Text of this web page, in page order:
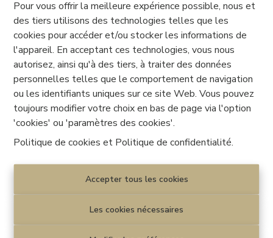
Pour vous offrir la meilleure expérience possible, nous et
des tiers utilisons des technologies telles que les
cookies pour accéder et/ou stocker les informations de
l'appareil. En acceptant ces technologies, vous nous
autorisez, ainsi qu'à des tiers, à traiter des données
personnelles telles que le comportement de navigation
ou les identifiants uniques sur ce site Web. Vous pouvez
toujours modifier votre choix en bas de page via l'option
'cookies' ou 'paramètres des cookies'.
Politique de cookies et Politique de confidentialité.
Accepter tous les cookies
Les cookies nécessaires
Terrain
Avenue de la Grande Barre 1, 7033 Cuesmes|
Ref: 7222
€ 37.500
150 m²